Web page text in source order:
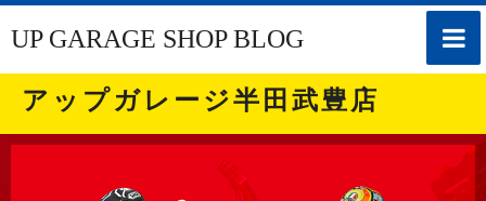
toggle
UP GARAGE SHOP BLOG
アップガレージ半田武豊店